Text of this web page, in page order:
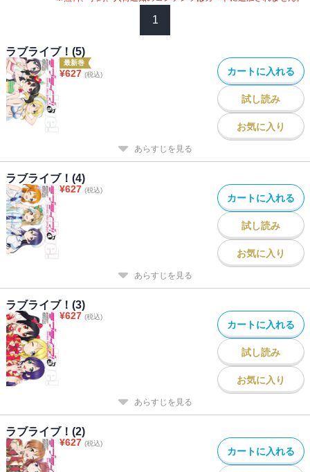
1
ラブライブ！(5)
最新巻
¥627 (税込) カートに入れる
試し読み
お気に入り
あらすじを見る
ラブライブ！(4)
¥627 (税込)
カートに入れる
試し読み
お気に入り
あらすじを見る
ラブライブ！(3)
¥627 (税込)
カートに入れる
試し読み
お気に入り
あらすじを見る
ラブライブ！(2)
¥627 (税込)
カートに入れる